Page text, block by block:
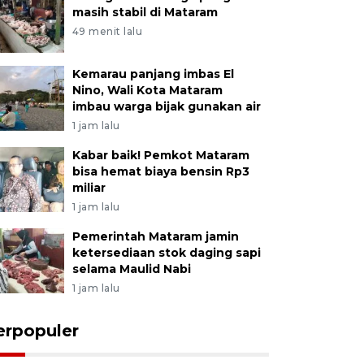
masih stabil di Mataram
49 menit lalu
Kemarau panjang imbas El
Nino, Wali Kota Mataram
imbau warga bijak gunakan air
1 jam lalu
Kabar baik! Pemkot Mataram
bisa hemat biaya bensin Rp3
miliar
1 jam lalu
Pemerintah Mataram jamin
ketersediaan stok daging sapi
selama Maulid Nabi
1 jam lalu